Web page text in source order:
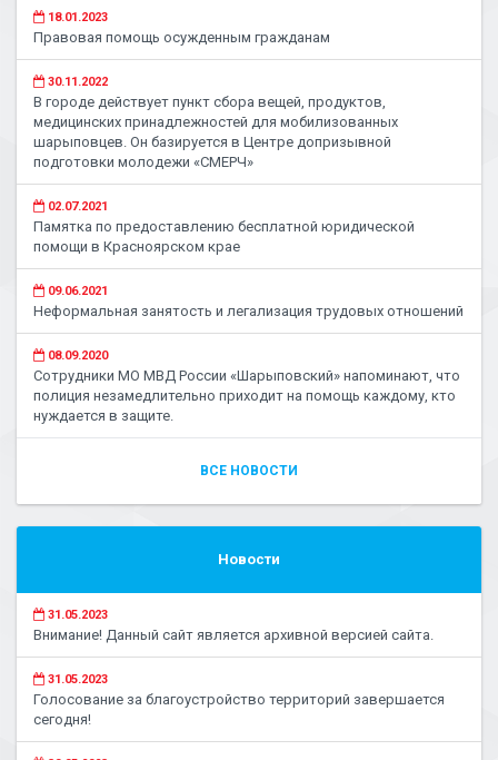
18.01.2023
Правовая помощь осужденным гражданам
30.11.2022
В городе действует пункт сбора вещей, продуктов,
медицинских принадлежностей для мобилизованных
шарыповцев. Он базируется в Центре допризывной
подготовки молодежи «СМЕРЧ»
02.07.2021
Памятка по предоставлению бесплатной юридической
помощи в Красноярском крае
09.06.2021
Неформальная занятость и легализация трудовых отношений
08.09.2020
Сотрудники МО МВД России «Шарыповский» напоминают, что
полиция незамедлительно приходит на помощь каждому, кто
нуждается в защите.
ВСЕ НОВОСТИ
Новости
31.05.2023
Внимание! Данный сайт является архивной версией сайта.
31.05.2023
Голосование за благоустройство территорий завершается
сегодня!